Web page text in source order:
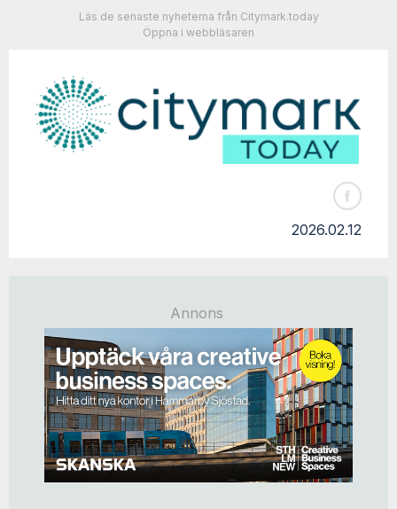
Läs de senaste nyheterna från Citymark.today
Öppna i webbläsaren
2026.02.12
Annons